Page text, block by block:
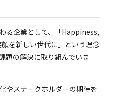
る企業として、「Happiness,
を新しい世代に」という理念
題の解決に取り組んでいま
やステークホルダーの期待を